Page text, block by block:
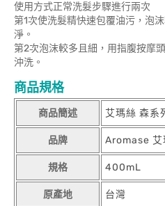
使用方式正常洗髮步驟進行兩次
第1次使洗髮精快速包覆油污，泡
淨。
第2次泡沫較多且細，用指腹按摩
沖洗。
商品規格
商品簡述 艾瑪絲 森系
品牌 Aromase 艾
規格 400mL
原產地 台灣